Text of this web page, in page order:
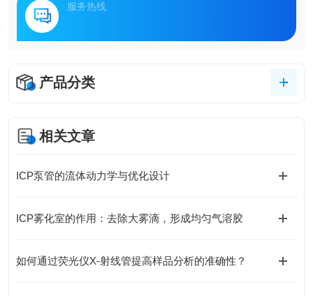
服务热线
产品分类
相关文章
ICP泵管的流体动力学与优化设计
ICP雾化室的作用：去除大雾滴，形成均匀气溶胶
如何通过荧光仪X-射线管提高样品分析的准确性？